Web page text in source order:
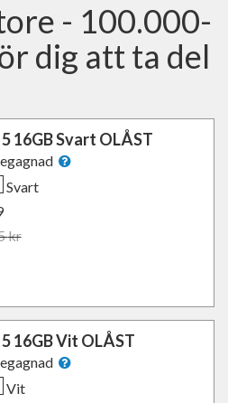
- 100.000-
dig att ta del
16GB Svart OLÅST
Svart
kr
16GB Vit OLÅST
Vit